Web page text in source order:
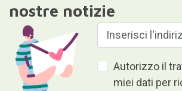
nostre notizie
Autorizzo il
miei dati per